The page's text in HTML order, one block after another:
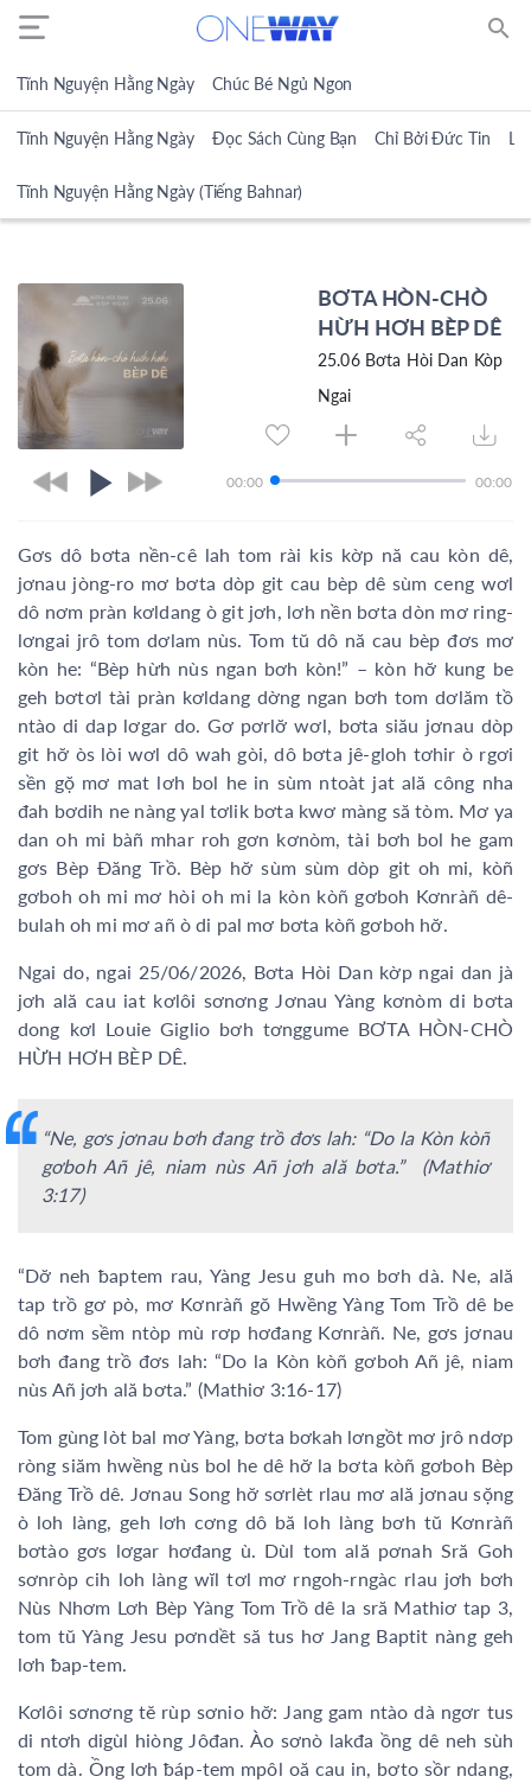
search
Tĩnh Nguyện Hằng Ngày Chúc Bé Ngủ Ngon
Tĩnh Nguyện Hằng Ngày Đọc Sách Cùng Bạn Chỉ Bởi Đức Tin
Tĩnh Nguyện Hằng Ngày (Tiếng Bahnar)
BƠTA HÒN-CHÒ
HỪH HƠH BÈP DÊ
25.06 Bơta Hòi Dan Kòp
Ngai
00:00 00:00
Gơs dô bơta nền-cê lah tom rài kis kờp nă cau kòn dê,
jơnau jòng-ro mơ bơta dòp git cau bèp dê sùm ceng wơl
dô nơm pràn kơldang ò git jơh, lơh nền bơta dòn mơ ring-
lơngai jrô tom dơlam nùs. Tom tŭ dô nă cau bèp đơs mơ
kòn he: “Bèp hừh nùs ngan bơh kòn!” – kòn hơ̆ kung be
geh bơtơl tài pràn kơldang dờng ngan bơh tom dơlăm tồ
ntào di dap lơgar do. Gơ pơrlơ̆ wơl, bơta siău jơnau dòp
git hơ̆ òs lòi wơl dô wah gòi, dô bơta jê-gloh tơhir ò rgơi
sền gọ̆ mơ mat lơh bol he in sùm ntoàt jat ală công nha
đah bơdih ne nàng yal tơlik bơta kwơ màng să tòm. Mơ ya
dan oh mi bàñ mhar roh gơn kơnòm, tài bơh bol he gam
gơs Bèp Đăng Trồ. Bèp hơ̆ sùm sùm dòp git oh mi, kòñ
gơboh oh mi mơ hòi oh mi la kòn kòñ gơboh Kơnràñ dê-
bulah oh mi mơ añ ò di pal mơ bơta kòñ gơboh hơ̆.
Ngai do, ngai 25/06/2026, Bơta Hòi Dan kờp ngai dan jà
jơh ală cau iat kơlôi sơnơng Jơnau Yàng kơnòm di bơta
dong kơl Louie Giglio bơh tơnggume BƠTA HÒN-CHÒ
HỪH HƠH BÈP DÊ.
“Ne, gơs jơnau bơh đang trồ đơs lah: “Do la Kòn kòñ
gơboh Añ jê, niam nùs Añ jơh ală bơta.” (Mathiơ
3:17)
“Dơ̆ neh ƀaptem rau, Yàng Jesu guh mo bơh dà. Ne, ală
tap trồ gơ pò, mơ Kơnràñ gŏ Hwềng Yàng Tom Trồ dê be
dô nơm sềm ntòp mù rơp hơđang Kơnràñ. Ne, gơs jơnau
bơh đang trồ đơs lah: “Do la Kòn kòñ gơboh Añ jê, niam
nùs Añ jơh ală bơta.” (Mathiơ 3:16-17)
Tom gùng lòt bal mơ Yàng, bơta bơkah lơngồt mơ jrô ndơp
ròng siăm hwềng nùs bol he dê hơ̆ la bơta kòñ gơboh Bèp
Đăng Trồ dê. Jơnau Song hơ̆ sơrlèt rlau mơ ală jơnau sọ̆ng
ò loh làng, geh lơh cơng dô bă loh làng bơh tŭ Kơnràñ
bơtào gơs lơgar hơđang ù. Dùl tom ală pơnah Sră Goh
sơnròp cih loh làng wĭl tơl mơ rngoh-rngàc rlau jơh bơh
Nùs Nhơm Lơh Bèp Yàng Tom Trồ dê la sră Mathiơ tap 3,
tom tŭ Yàng Jesu pơndềt să tus hơ Jang Baptit nàng geh
lơh ƀap-tem.
Kơlôi sơnơng tĕ rùp sơnio hơ̆: Jang gam ntào dà ngơr tus
di ntơh digùl hiòng Jôđan. Ào sơnò lakđa ồng dê neh sùh
tom dà. Ồng lơh ƀáp-tem mpôl oă cau in, bơto sồr ndang,